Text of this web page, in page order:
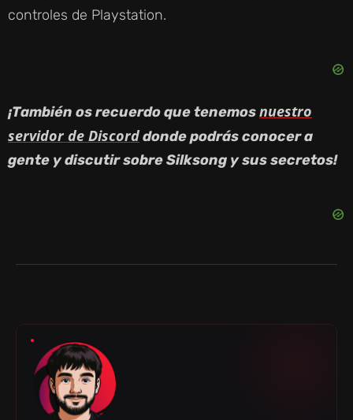
controles de Playstation.
¡También os recuerdo que tenemosnuestro
servidor de Discorddonde podrás conocer a
gente y discutir sobre Silksong y sus secretos!